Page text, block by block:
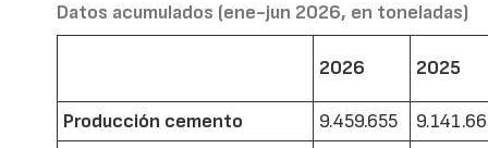
Datos acumulados (ene-jun 2026, en toneladas)
2026 2025
Producción cemento 9.459.655